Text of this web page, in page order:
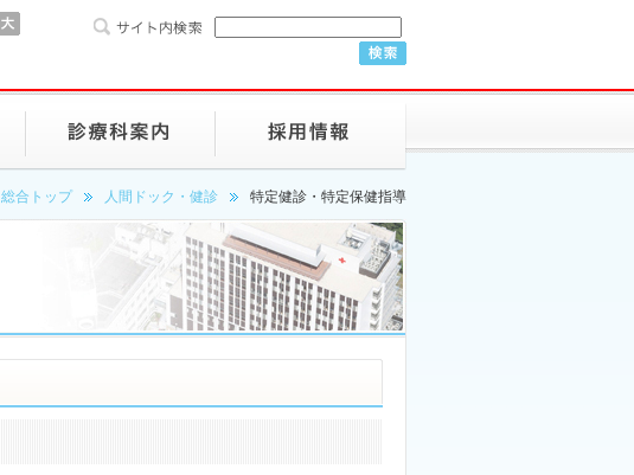
総合トップ 人間ドック・健診 特定健診・特定保健指導